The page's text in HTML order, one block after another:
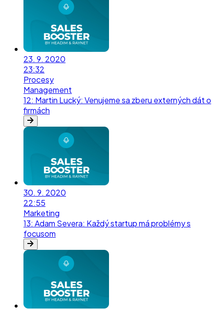
23. 9. 2020
23:32
Procesy
Management
12: Martin Lucký: Venujeme sa zberu externých dát o
firmách
30. 9. 2020
22:55
Marketing
13: Adam Severa: Každý startup má problémy s
focusom